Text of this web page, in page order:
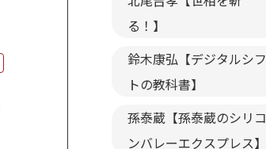
る！】
鈴木康弘【デジタルシフ
トの教科書】
孫泰蔵【孫泰蔵のシリコ
ンバレーエクスプレス】